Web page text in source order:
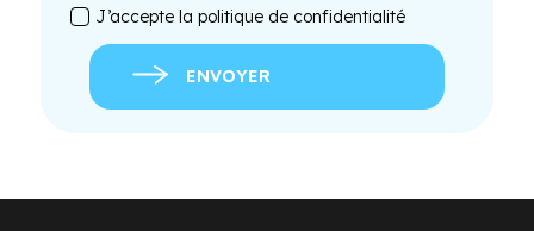
J’accepte la politique de confidentialité
ENVOYER